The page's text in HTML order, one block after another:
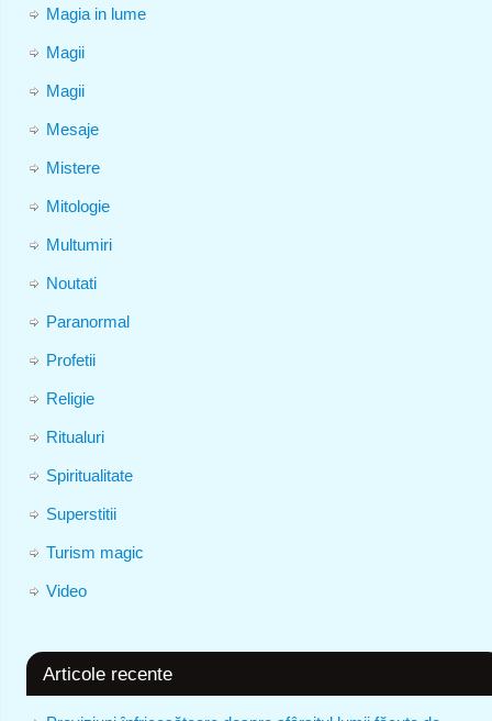
Magia in lume
Magii
Magii
Mesaje
Mistere
Mitologie
Multumiri
Noutati
Paranormal
Profetii
Religie
Ritualuri
Spiritualitate
Superstitii
Turism magic
Video
Articole recente